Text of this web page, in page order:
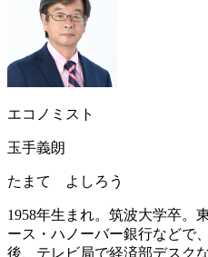
エコノミスト
玉手義朗
たまて よしろう
1958年生まれ。筑波大学卒。
ース・ハノーバー銀行などで
後、テレビ局で経済部デスク